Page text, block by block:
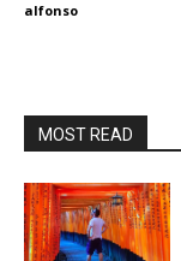
alfonso
MOST READ